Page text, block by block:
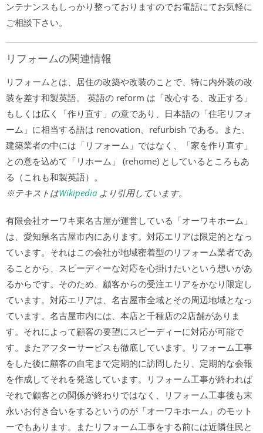
ンテナンスもしっかり整っておりますのでお電話にてお気軽に
ご相談下さい。
リフォームの関連情報
リフォームとは、居住の改築や改装のことで、特に内外装の改
装を差す和製英語。 英語の reform は「改心する、改正する」
もしくは広く「作り直す」の意であり、日本語の「住宅リフォ
ーム」に相当する語は renovation、refurbish である。また、
建築業者の中には「リフォーム」ではなく、「家を作り直す」
との意を込めて「リホーム」 (rehome) としているところもあ
る（これも和製英語）。
※テキストはWikipedia より引用しています。
有限会社オーワキ東名古屋が運営している「オーワキホーム」
は、愛知県名古屋市内にあります。対応エリアは限定的となっ
ています。それはこの会社が地域密着型のリフォーム業者であ
ることから、スピーディーな対応を心掛けたいという想いがあ
るからです。そのため、顧客からの受注エリアをかなり限定し
ています。対応エリアは、名古屋市全域とその周辺地域となっ
ています。名古屋市内には、本店と千種店の2店舗がありま
す。それによって顧客の要望にスピーディーに対応が可能で
す。またアフターサービスも徹底しています。リフォーム工事
をした後に顧客の自宅まで定期的に訪問したり、定期的な会報
を作成してそれを発送しています。リフォーム工事が終われば
それで顧客との関係が終わりではなく、リフォーム工事後も末
永いお付き合いをするというのが「オーワキホーム」のモット
ーでもあります。またリフォーム工事をする前には近隣住民と